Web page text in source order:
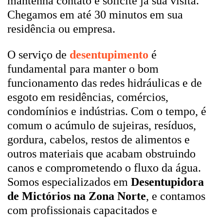
Chegamos em até 30 minutos em sua
residência ou empresa.
O serviço de desentupimento é
fundamental para manter o bom
funcionamento das redes hidráulicas e de
esgoto em residências, comércios,
condomínios e indústrias. Com o tempo, é
comum o acúmulo de sujeiras, resíduos,
gordura, cabelos, restos de alimentos e
outros materiais que acabam obstruindo
canos e comprometendo o fluxo da água.
Somos especializados em Desentupidora
de Mictórios na Zona Norte, e contamos
com profissionais capacitados e